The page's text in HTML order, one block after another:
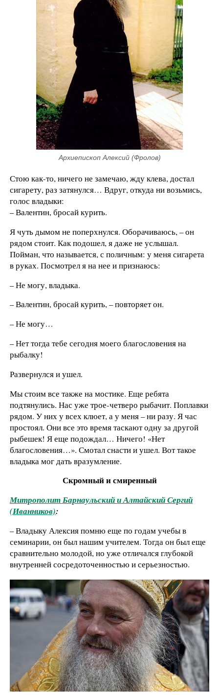
Архиепископ Алексий (Фролов)
Стою как-то, ничего не замечаю, жду клева, достал
сигарету, раз затянулся… Вдруг, откуда ни возьмись,
голос владыки:
– Валентин, бросай курить.
Я чуть дымом не поперхнулся. Оборачиваюсь, – он
рядом стоит. Как подошел, я даже не услышал.
Пойман, что называется, с поличным: у меня сигарета
в руках. Посмотрел я на нее и признаюсь:
– Не могу, владыка.
– Валентин, бросай курить, – повторяет он.
– Не могу…
– Нет тогда тебе сегодня моего благословения на
рыбалку!
Развернулся и ушел.
Мы стоим все также на мостике. Еще ребята
подтянулись. Нас уже трое-четверо рыбачит. Поплавки
рядом. У них у всех клюет, а у меня – ни разу. Я час
простоял. Они все это время таскают одну за другой
рыбешек! Я еще подождал… Ничего! «Нет
благословения…». Смотал снасти и ушел. Вот такое
владыка мог дать вразумление.
Скромный и смиренный
Митрополит Барнаульский и Алтайский Сергий
(Иванников):
– Владыку Алексия помню еще по годам учебы в
семинарии, он был нашим учителем. Тогда он был еще
сравнительно молодой, но уже отличался глубокой
внутренней сосредоточенностью и серьезностью.